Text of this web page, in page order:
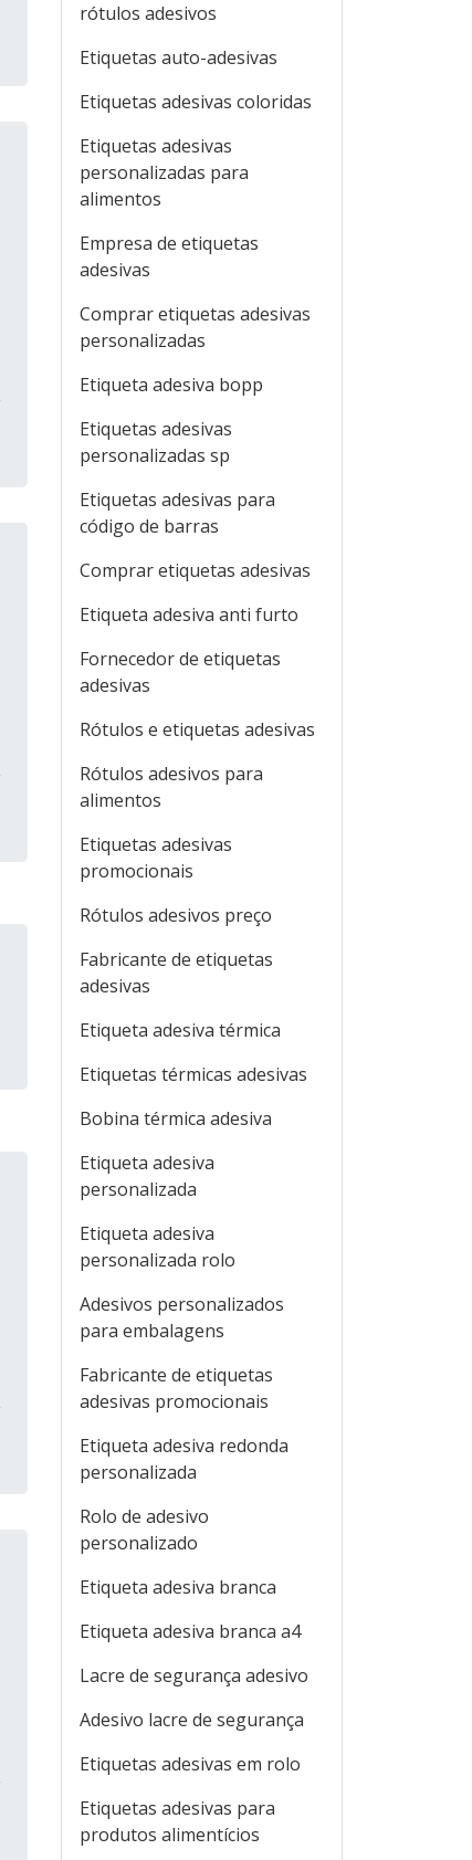
rótulos adesivos
Etiquetas auto-adesivas
Etiquetas adesivas coloridas
Etiquetas adesivas
personalizadas para
alimentos
Empresa de etiquetas
adesivas
Comprar etiquetas adesivas
personalizadas
Etiqueta adesiva bopp
Etiquetas adesivas
personalizadas sp
Etiquetas adesivas para
código de barras
Comprar etiquetas adesivas
Etiqueta adesiva anti furto
Fornecedor de etiquetas
adesivas
Rótulos e etiquetas adesivas
Rótulos adesivos para
alimentos
Etiquetas adesivas
promocionais
Rótulos adesivos preço
Fabricante de etiquetas
adesivas
Etiqueta adesiva térmica
Etiquetas térmicas adesivas
Bobina térmica adesiva
Etiqueta adesiva
personalizada
Etiqueta adesiva
personalizada rolo
Adesivos personalizados
para embalagens
Fabricante de etiquetas
adesivas promocionais
Etiqueta adesiva redonda
personalizada
Rolo de adesivo
personalizado
Etiqueta adesiva branca
Etiqueta adesiva branca a4
Lacre de segurança adesivo
Adesivo lacre de segurança
Etiquetas adesivas em rolo
Etiquetas adesivas para
produtos alimentícios